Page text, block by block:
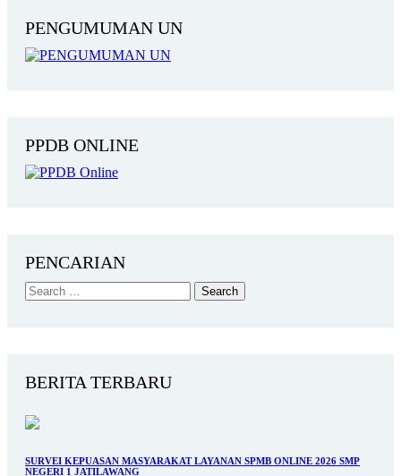
PENGUMUMAN UN
PPDB ONLINE
PENCARIAN
BERITA TERBARU
SURVEI KEPUASAN MASYARAKAT LAYANAN SPMB ONLINE 2026 SMP
NEGERI 1 JATILAWANG